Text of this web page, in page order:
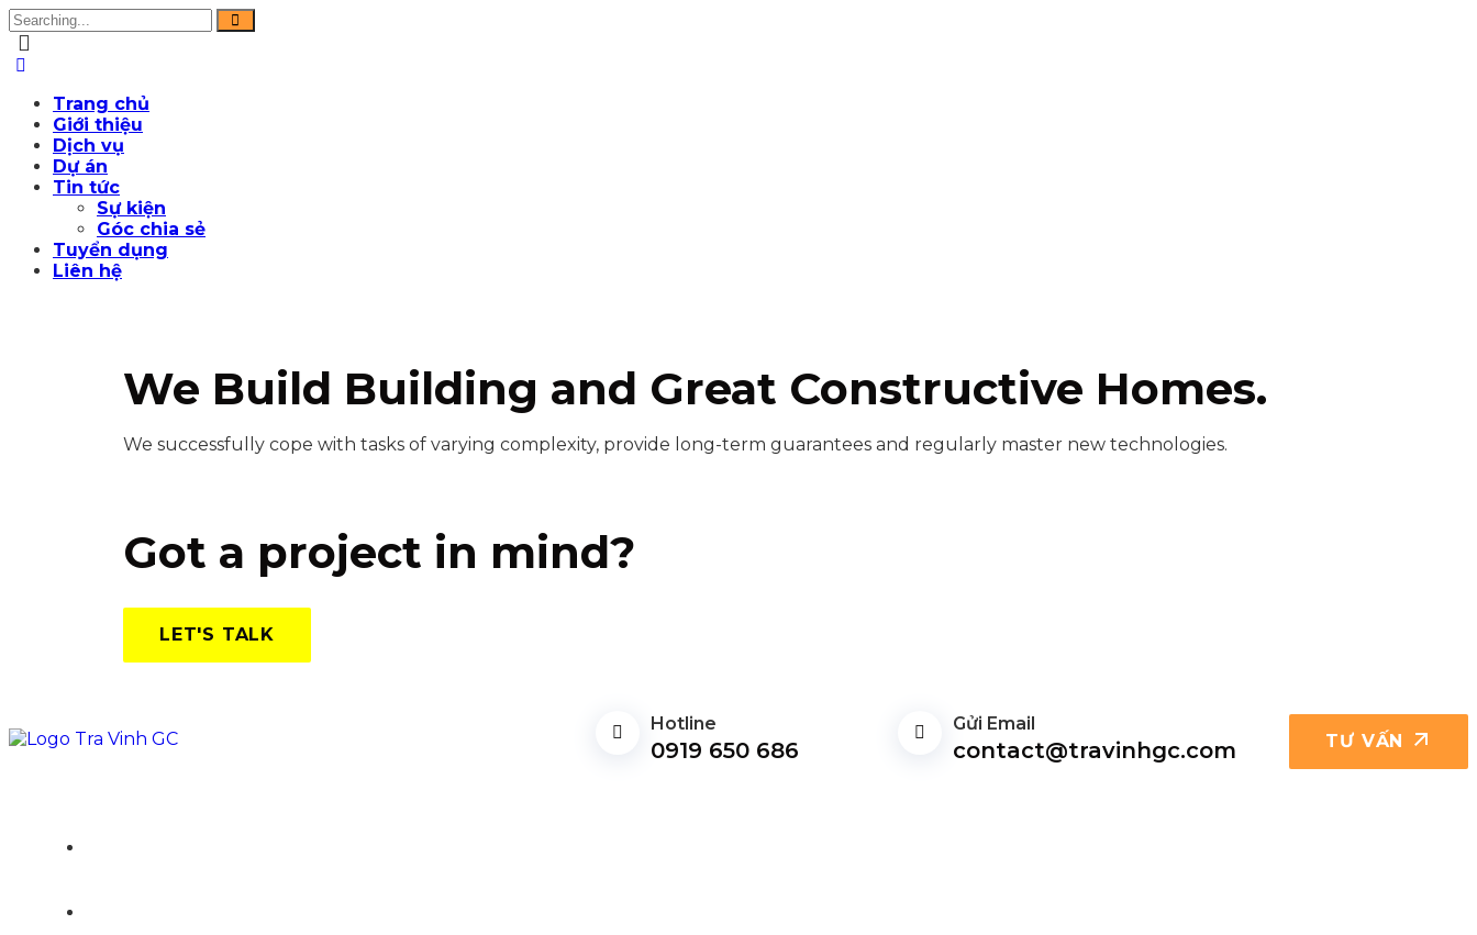
Trang chủ
Giới thiệu
Dịch vụ
Dự án
Tin tức
Sự kiện
Góc chia sẻ
Tuyển dụng
Liên hệ
We Build Building and Great Constructive Homes.
We successfully cope with tasks of varying complexity, provide long-term guarantees and regularly master new technologies.
Got a project in mind?
LET'S TALK
Hotline
0919 650 686
Gửi Email
contact@travinhgc.com TƯ VẤN